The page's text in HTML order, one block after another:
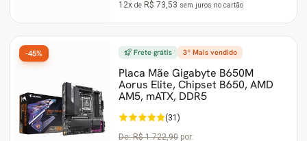
12x de R$ 73,53 sem juros no cartão
Frete grátis 3º Mais vendido
Placa Mãe Gigabyte B650M
Aorus Elite, Chipset B650, AMD
AM5, mATX, DDR5
(31)
De:R$ 1.722,90 por:
-45%